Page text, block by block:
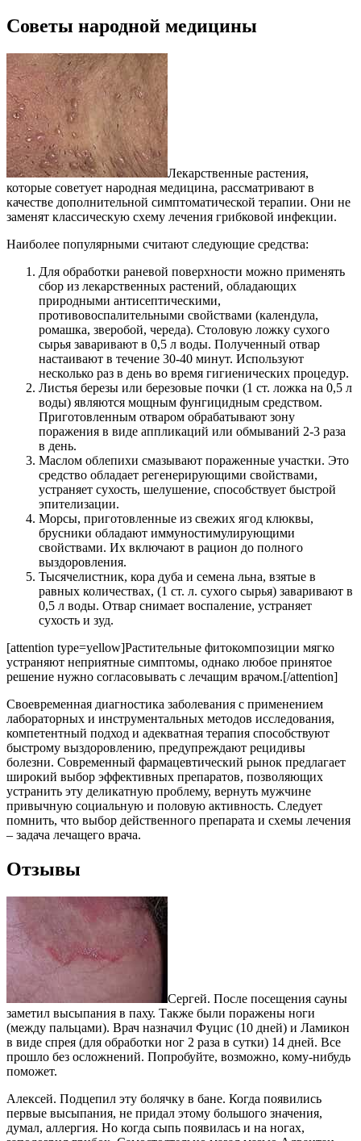
Советы народной медицины
Лекарственные растения,
которые советует народная медицина, рассматривают в
качестве дополнительной симптоматической терапии. Они не
заменят классическую схему лечения грибковой инфекции.
Наиболее популярными считают следующие средства:
Для обработки раневой поверхности можно применять
сбор из лекарственных растений, обладающих
природными антисептическими,
противовоспалительными свойствами (календула,
ромашка, зверобой, череда). Столовую ложку сухого
сырья заваривают в 0,5 л воды. Полученный отвар
настаивают в течение 30-40 минут. Используют
несколько раз в день во время гигиенических процедур.
Листья березы или березовые почки (1 ст. ложка на 0,5 л
воды) являются мощным фунгицидным средством.
Приготовленным отваром обрабатывают зону
поражения в виде аппликаций или обмываний 2-3 раза
в день.
Маслом облепихи смазывают пораженные участки. Это
средство обладает регенерирующими свойствами,
устраняет сухость, шелушение, способствует быстрой
эпителизации.
Морсы, приготовленные из свежих ягод клюквы,
брусники обладают иммуностимулирующими
свойствами. Их включают в рацион до полного
выздоровления.
Тысячелистник, кора дуба и семена льна, взятые в
равных количествах, (1 ст. л. сухого сырья) заваривают в
0,5 л воды. Отвар снимает воспаление, устраняет
сухость и зуд.
[attention type=yellow]Растительные фитокомпозиции мягко
устраняют неприятные симптомы, однако любое принятое
решение нужно согласовывать с лечащим врачом.[/attention]
Своевременная диагностика заболевания с применением
лабораторных и инструментальных методов исследования,
компетентный подход и адекватная терапия способствуют
быстрому выздоровлению, предупреждают рецидивы
болезни. Современный фармацевтический рынок предлагает
широкий выбор эффективных препаратов, позволяющих
устранить эту деликатную проблему, вернуть мужчине
привычную социальную и половую активность. Следует
помнить, что выбор действенного препарата и схемы лечения
– задача лечащего врача.
Отзывы
Сергей. После посещения сауны
заметил высыпания в паху. Также были поражены ноги
(между пальцами). Врач назначил Фуцис (10 дней) и Ламикон
в виде спрея (для обработки ног 2 раза в сутки) 14 дней. Все
прошло без осложнений. Попробуйте, возможно, кому-нибудь
поможет.
Алексей. Подцепил эту болячку в бане. Когда появились
первые высыпания, не придал этому большого значения,
думал, аллергия. Но когда сыпь появилась и на ногах,